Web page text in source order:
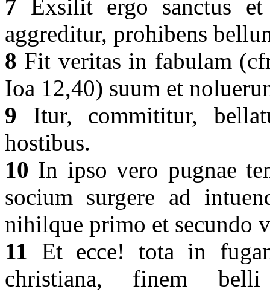
7 Exsilit ergo sanctus et
aggreditur, prohibens
8 Fit veritas in fabulam
Ioa 12,40) suum et
9 Itur, commititur,
hostibus.
10 In ipso vero pugnae
socium surgere ad
nihilque primo et secundo
11 Et ecce! tota in
christiana, finem